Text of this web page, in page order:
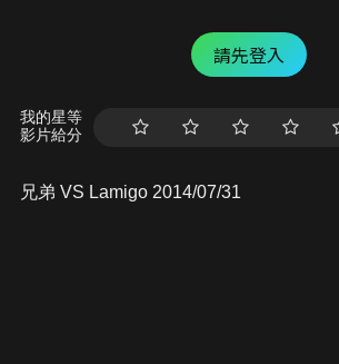
請先登入
我的星等
影片給分
兄弟 VS Lamigo 2014/07/31